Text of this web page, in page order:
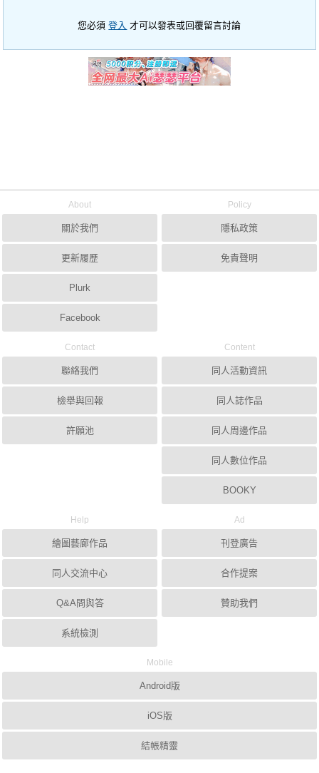
您必須登入 才可以發表或回覆留言討論
About
關於我們
更新履歷
Plurk
Facebook
Policy
隱私政策
免責聲明
Contact
聯絡我們
檢舉與回報
許願池
Content
同人活動資訊
同人誌作品
同人周邊作品
同人數位作品
BOOKY
Help
繪圖藝廊作品
同人交流中心
Q&A問與答
系統檢測
Ad
刊登廣告
合作提案
贊助我們
Mobile
Android版
iOS版
結帳精靈